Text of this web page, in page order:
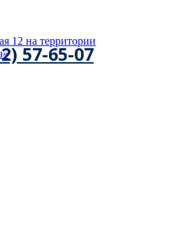
12 на территории
57-65-07